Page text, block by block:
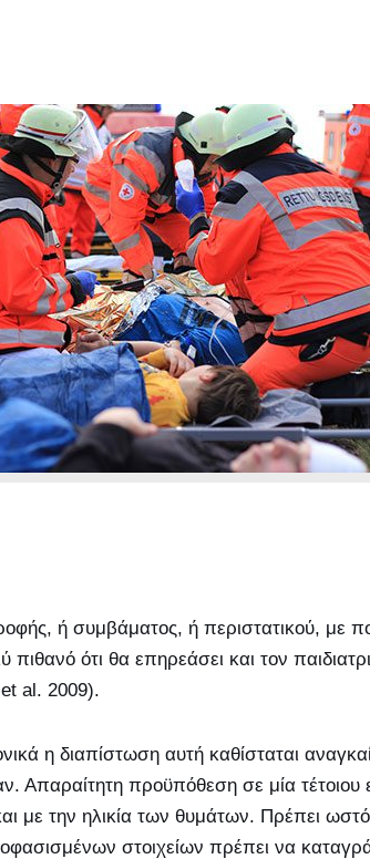
ή συμβάματος, ή περιστατικού, με
πιθανό ότι θα επηρεάσει και τον
et al. 2009).
η διαπίστωση αυτή καθίσταται
προϋπόθεση σε μία τέτοιου
με την ηλικία των θυμάτων. Πρέπει
στοιχείων πρέπει να